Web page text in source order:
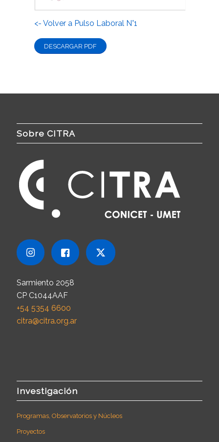
<- Volver a Pulso Laboral N°1
DESCARGAR PDF
Sobre CITRA
Sarmiento 2058
CP C1044AAF
+54 5354 6600
citra@citra.org.ar
Investigación
Programas, Observatorios y Núcleos
Proyectos